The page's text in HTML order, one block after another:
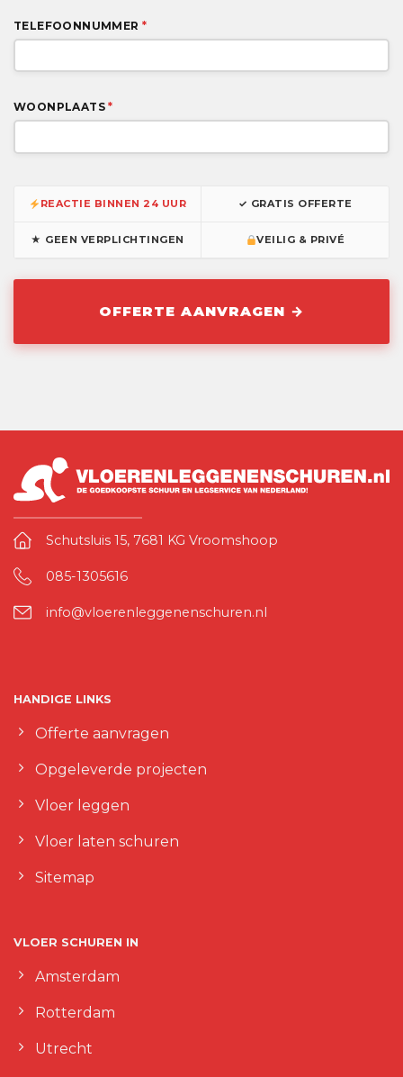
TELEFOONNUMMER *
WOONPLAATS*
REACTIE BINNEN 24 UUR ✓ GRATIS OFFERTE
★ GEEN VERPLICHTINGEN VEILIG & PRIVÉ
Schutsluis 15, 7681 KG Vroomshoop
085-1305616
info@vloerenleggenenschuren.nl
HANDIGE LINKS
Offerte aanvragen
Opgeleverde projecten
Vloer leggen
Vloer laten schuren
Sitemap
VLOER SCHUREN IN
Amsterdam
Rotterdam
Utrecht